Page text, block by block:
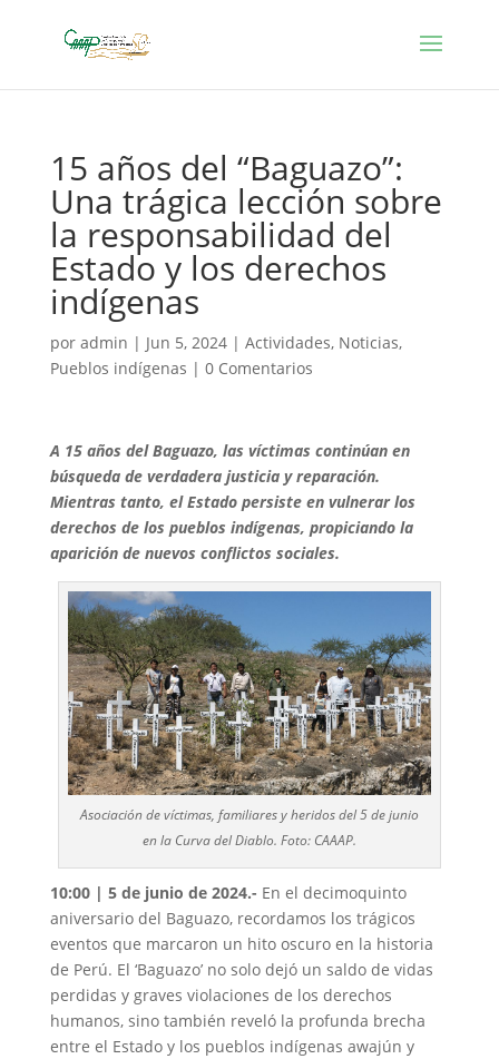
15 años del “Baguazo”:
Una trágica lección sobre
la responsabilidad del
Estado y los derechos
indígenas
por admin | Jun 5, 2024| Actividades, Noticias,
Pueblos indígenas | 0 Comentarios
A 15 años del Baguazo, las víctimas continúan en
búsqueda de verdadera justicia y reparación.
Mientras tanto, el Estado persiste en vulnerar los
derechos de los pueblos indígenas, propiciando la
aparición de nuevos conflictos sociales.
Asociación de víctimas, familiares y heridos del 5 de junio
en la Curva del Diablo. Foto: CAAAP.
10:00 | 5 de junio de 2024.- En el decimoquinto
aniversario del Baguazo, recordamos los trágicos
eventos que marcaron un hito oscuro en la historia
de Perú. El ‘Baguazo’ no solo dejó un saldo de vidas
perdidas y graves violaciones de los derechos
humanos, sino también reveló la profunda brecha
entre el Estado y los pueblos indígenas awajún y